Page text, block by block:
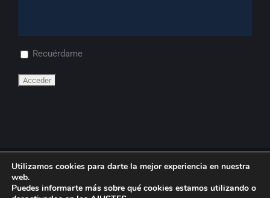
Recuérdame
Utilizamos cookies para darte la mejor experiencia en nuestra
web.
Puedes informarte más sobre qué cookies estamos utilizando o